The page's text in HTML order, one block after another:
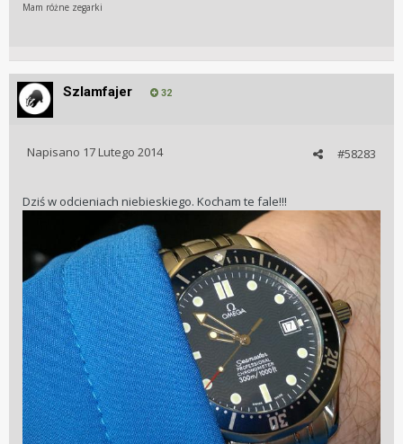
Mam różne zegarki
Szlamfajer 32
#58283
Napisano 17 Lutego 2014
Dziś w odcieniach niebieskiego. Kocham te fale!!!